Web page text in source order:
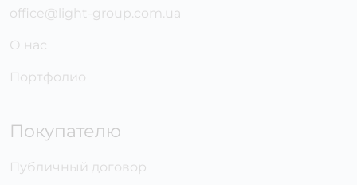
office@light-group.com.ua
О нас
Портфолио
Покупателю
Публичный договор